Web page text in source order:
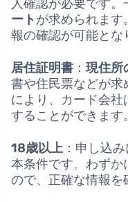
人確認が必要です。
ートが求められま
報の確認が可能とな
居住証明書 ： 現住所
書や住民票などが
により、カード会
することができます。
18歳以上 ：申し込
本条件です。わず
ので、正確な情報を